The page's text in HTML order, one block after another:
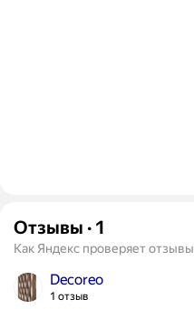
Отзывы · 1
Как Яндекс проверяет отзывы
Decoreo
1 отзыв